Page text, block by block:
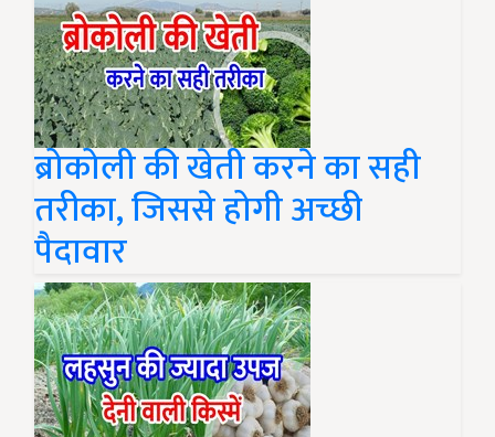
ब्रोकोली की खेती करने का सही
तरीका, जिससे होगी अच्छी
पैदावार